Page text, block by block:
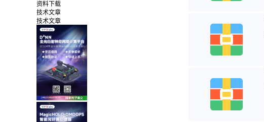
资料下载
技术文章
技术文章